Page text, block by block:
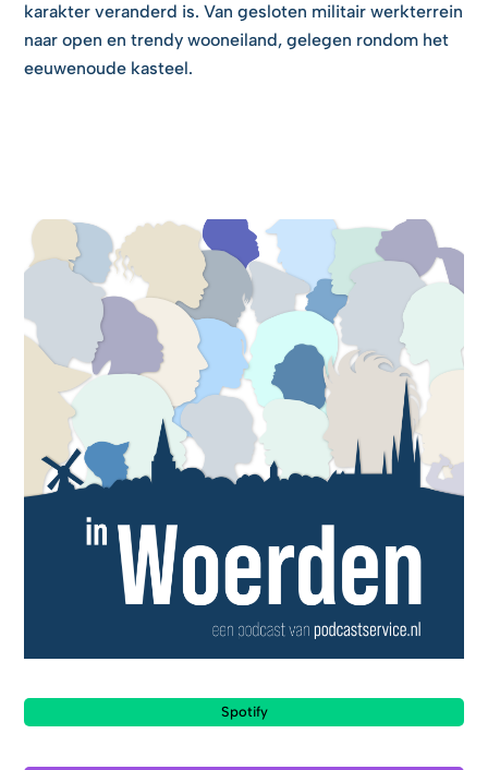
karakter veranderd is. Van gesloten militair werkterrein
naar open en trendy wooneiland, gelegen rondom het
eeuwenoude kasteel.
Spotify